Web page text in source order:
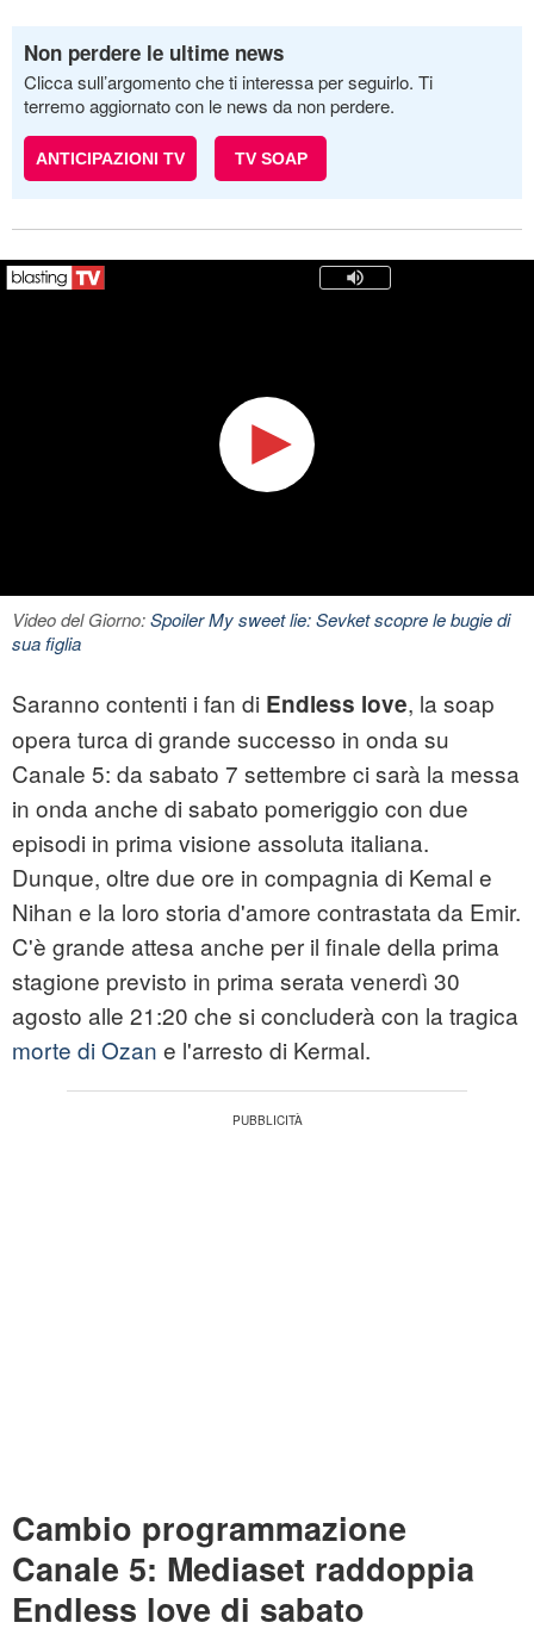
Non perdere le ultime news
Clicca sull’argomento che ti interessa per seguirlo. Ti
terremo aggiornato con le news da non perdere.
ANTICIPAZIONI TV TV SOAP
Video del Giorno:Spoiler My sweet lie: Sevket scopre le bugie di
sua figlia
Saranno contenti i fan di Endless love, la soap
opera turca di grande successo in onda su
Canale 5: da sabato 7 settembre ci sarà la messa
in onda anche di sabato pomeriggio con due
episodi in prima visione assoluta italiana.
Dunque, oltre due ore in compagnia di Kemal e
Nihan e la loro storia d'amore contrastata da Emir.
C'è grande attesa anche per il finale della prima
stagione previsto in prima serata venerdì 30
agosto alle 21:20 che si concluderà con la tragica
morte di Ozan e l'arresto di Kermal.
Cambio programmazione
Canale 5: Mediaset raddoppia
Endless love di sabato